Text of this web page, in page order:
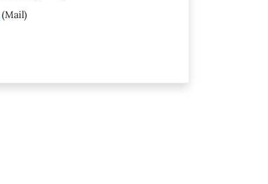
(Mail)